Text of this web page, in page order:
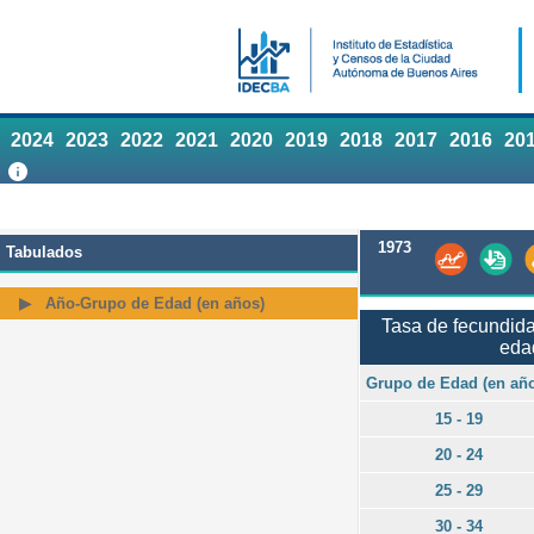
2024 2023 2022 2021 2020 2019 2018 2017 2016
Tabulados
Año-Grupo de Edad (en años)
1973
Tasa de
Grupo de Edad (en
15 - 19
20 - 24
25 - 29
30 - 34